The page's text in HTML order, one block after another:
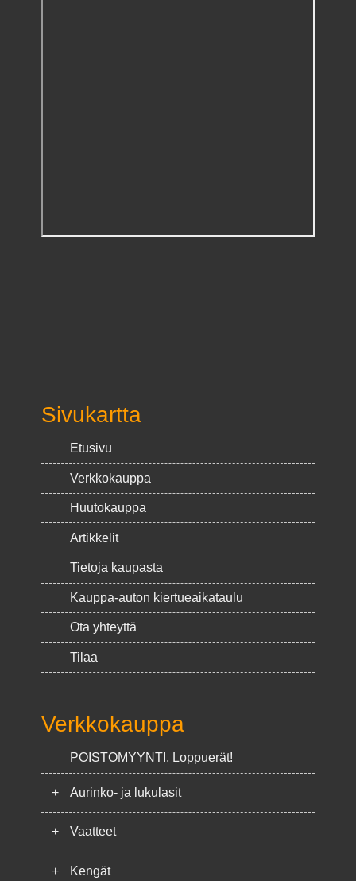
Sivukartta
Etusivu
Verkkokauppa
Huutokauppa
Artikkelit
Tietoja kaupasta
Kauppa-auton kiertueaikataulu
Ota yhteyttä
Tilaa
Verkkokauppa
POISTOMYYNTI, Loppuerät!
+ Aurinko- ja lukulasit
+ Vaatteet
+ Kengät